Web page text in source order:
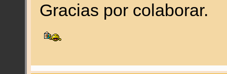
Gracias por colaborar.